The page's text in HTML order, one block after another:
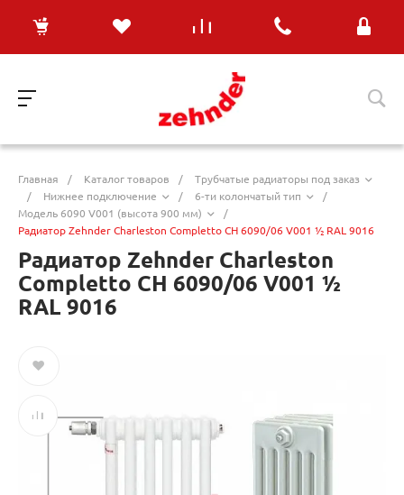
Главная / Каталог товаров /
Трубчатые радиаторы под заказ
/
Нижнее подключение / 6-ти колончатый тип
/
Модель 6090 V001 (высота 900 мм)
/
Радиатор Zehnder Charleston Completto CH 6090/06 V001 ½ RAL 9016
Радиатор Zehnder Charleston
Completto CH 6090/06 V001 ½
RAL 9016